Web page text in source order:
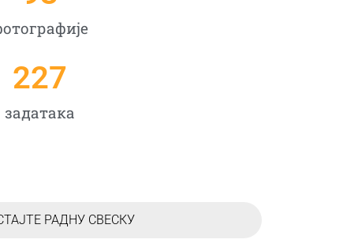
задатакa
227
РАДНУ СВЕСКУ